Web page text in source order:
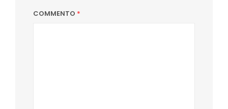
COMMENTO *